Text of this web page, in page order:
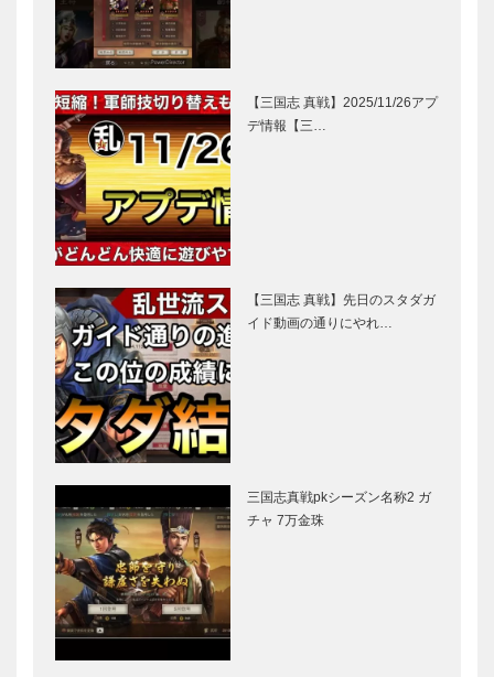
【三国志 真戦】2025/11/26アプ
デ情報【三…
【三国志 真戦】先日のスタダガ
イド動画の通りにやれ…
三国志真戦pkシーズン名称2 ガ
チャ 7万金珠